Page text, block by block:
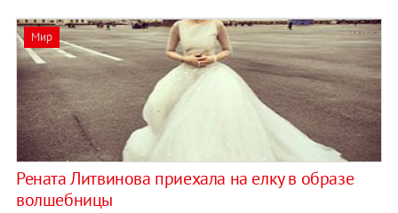
Мир
Рената Литвинова приехала на елку в образе
волшебницы